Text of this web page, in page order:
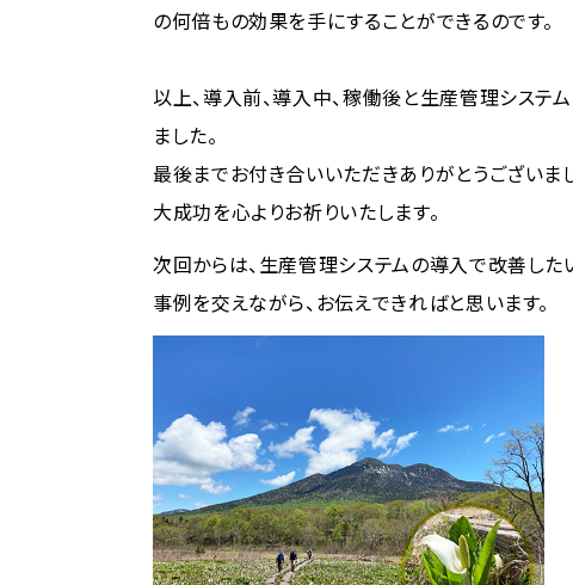
の何倍もの効果を手にすることができるのです。
以上、導入前、導入中、稼働後と生産管理システ
ました。
最後までお付き合いいただきありがとうござい
大成功を心よりお祈りいたします。
次回からは、生産管理システムの導入で改善した
事例を交えながら、お伝えできればと思います。